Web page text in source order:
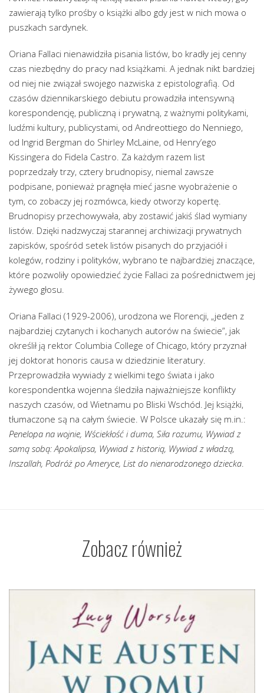
zawierają tylko prośby o książki albo gdy jest w nich mowa o
puszkach sardynek.
Oriana Fallaci nienawidziła pisania listów, bo kradły jej cenny
czas niezbędny do pracy nad książkami. A jednak nikt bardziej
od niej nie związał swojego nazwiska z epistolografią. Od
czasów dziennikarskiego debiutu prowadziła intensywną
korespondencję, publiczną i prywatną, z ważnymi politykami,
ludźmi kultury, publicystami, od Andreottiego do Nenniego,
od Ingrid Bergman do Shirley McLaine, od Henry’ego
Kissingera do Fidela Castro. Za każdym razem list
poprzedzały trzy, cztery brudnopisy, niemal zawsze
podpisane, ponieważ pragnęła mieć jasne wyobrażenie o
tym, co zobaczy jej rozmówca, kiedy otworzy kopertę.
Brudnopisy przechowywała, aby zostawić jakiś ślad wymiany
listów. Dzięki nadzwyczaj starannej archiwizacji prywatnych
zapisków, spośród setek listów pisanych do przyjaciół i
kolegów, rodziny i polityków, wybrano te najbardziej znaczące,
które pozwoliły opowiedzieć życie Fallaci za pośrednictwem jej
żywego głosu.
Oriana Fallaci (1929-2006), urodzona we Florencji, „jeden z
najbardziej czytanych i kochanych autorów na świecie”, jak
określił ją rektor Columbia College of Chicago, który przyznał
jej doktorat honoris causa w dziedzinie literatury.
Przeprowadziła wywiady z wielkimi tego świata i jako
korespondentka wojenna śledziła najważniejsze konflikty
naszych czasów, od Wietnamu po Bliski Wschód. Jej książki,
tłumaczone są na całym świecie. W Polsce ukazały się m.in.:
Penelopa na wojnie, Wściekłość i duma, Siła rozumu, Wywiad z
samą sobą: Apokalipsa, Wywiad z historią, Wywiad z władzą,
Inszallah, Podróż po Ameryce, List do nienarodzonego dziecka
Zobacz również